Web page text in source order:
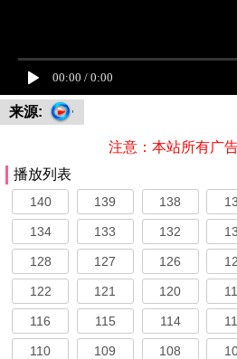
来源:
注意：本站所有广
播放列表
140 139 138
134 133 132
128 127 126
122 121 120
116 115 114
110 109 108